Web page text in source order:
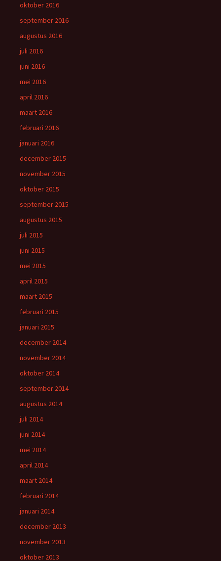
oktober 2016
september 2016
augustus 2016
juli 2016
juni 2016
mei 2016
april 2016
maart 2016
februari 2016
januari 2016
december 2015
november 2015
oktober 2015
september 2015
augustus 2015
juli 2015
juni 2015
mei 2015
april 2015
maart 2015
februari 2015
januari 2015
december 2014
november 2014
oktober 2014
september 2014
augustus 2014
juli 2014
juni 2014
mei 2014
april 2014
maart 2014
februari 2014
januari 2014
december 2013
november 2013
oktober 2013